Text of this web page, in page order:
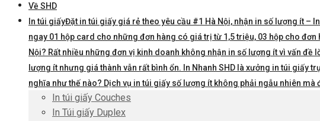
Về SHD
In túi giấyĐặt in túi giấy giá rẻ theo yêu cầu #1 Hà Nội, nhận in số lượng ít –
ngay 01 hộp card cho những đơn hàng có giá trị từ 1,5 triệu, 03 hộp cho
Nội? Rất nhiều những đơn vị kinh doanh không nhận in số lượng ít vì vấn
lượng ít nhưng giá thành vẫn rất bình ổn. In Nhanh SHD là xưởng in túi
nghĩa như thế nào? Dịch vụ in túi giấy số lượng ít không phải ngẫu nhiên mà
In túi giấy Couches
In Túi giấy Duplex